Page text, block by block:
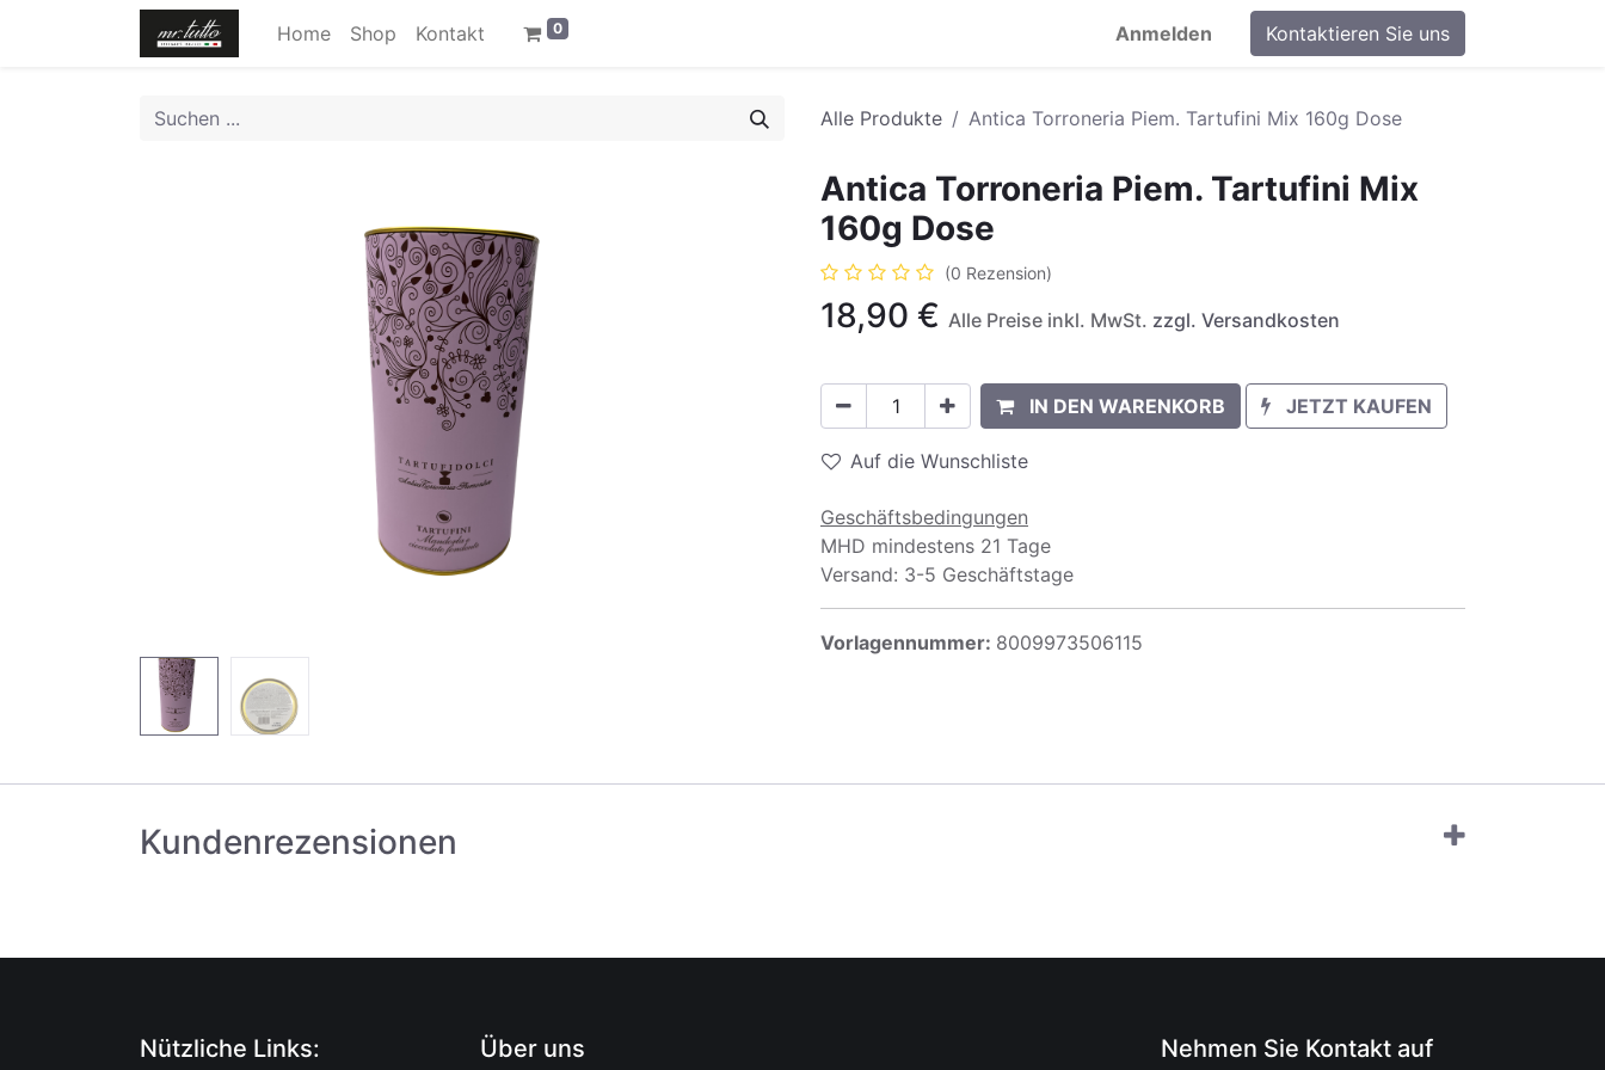
Home Shop Kontakt 0 Anmelden Kontaktieren Sie uns
Alle Produkte Antica Torroneria Piem. Tartufini Mix 160g Dose
Antica Torroneria Piem. Tartufini Mix
160g Dose
(0 Rezension)
18,90 € Alle Preise inkl. MwSt. zzgl. Versandkosten
IN DEN WARENKORB JETZT KAUFEN
Auf die Wunschliste
Geschäftsbedingungen
MHD mindestens 21 Tage
Versand: 3-5 Geschäftstage
Vorlagennummer: 8009973506115
Kundenrezensionen
Nützliche Links: Über uns Nehmen Sie Kontakt auf